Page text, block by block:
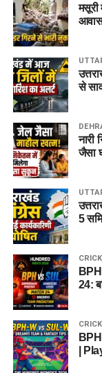
मसूरी
से
नारी
जैसा
5
24:
|